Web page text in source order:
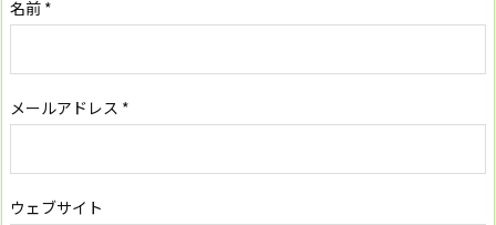
名前 *
メールアドレス *
ウェブサイト